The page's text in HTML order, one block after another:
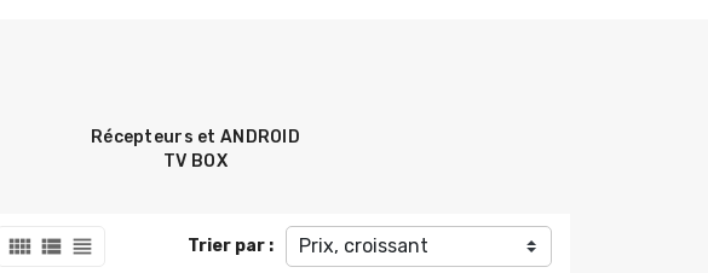
Récepteurs et ANDROID
TV BOX
view_comfy view_list view_headline Trier par : Prix, croissant